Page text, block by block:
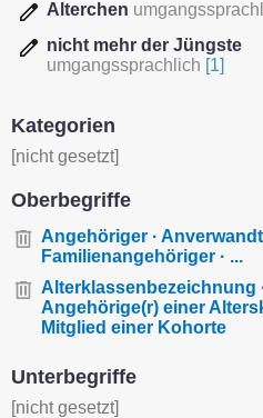
Alterchen
nicht mehr der Jüngste
umgangssprachlich [1]
Kategorien
[nicht gesetzt]
Oberbegriffe
Angehöriger ·
Familienangehöriger · ...
Alterklassenbezeichnung
Angehörige(r) einer
Mitglied einer Kohorte
Unterbegriffe
[nicht gesetzt]